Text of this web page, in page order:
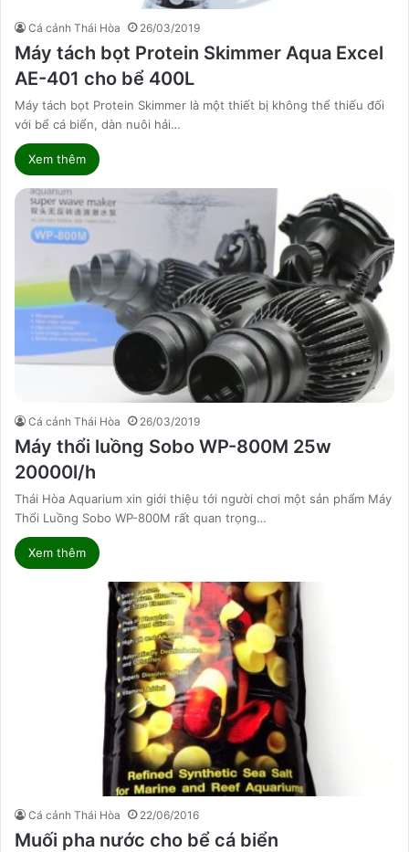
Cá cảnh Thái Hòa 26/03/2019
Máy tách bọt Protein Skimmer Aqua Excel
AE-401 cho bể 400L
Máy tách bọt Protein Skimmer là một thiết bị không thể thiếu đối
với bể cá biển, dàn nuôi hải…
Xem thêm
Cá cảnh Thái Hòa 26/03/2019
Máy thổi luồng Sobo WP-800M 25w
20000l/h
Thái Hòa Aquarium xin giới thiệu tới người chơi một sản phẩm Máy
Thổi Luồng Sobo WP-800M rất quan trọng…
Xem thêm
Cá cảnh Thái Hòa 22/06/2016
Muối pha nước cho bể cá biển